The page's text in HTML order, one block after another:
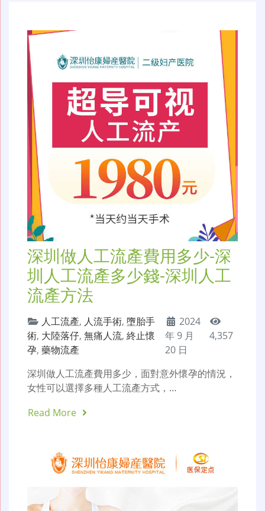
深圳做人工流產費用多少-深
圳人工流產多少錢-深圳人工
流產方法
人工流產, 人流手術, 墮胎手
術, 大陸落仔, 無痛人流, 終止懷
孕, 藥物流產
2024
年 9 月
20 日
4,357
深圳做人工流產費用多少，面對意外懷孕的情況，
女性可以選擇多種人工流產方式，…
Read More